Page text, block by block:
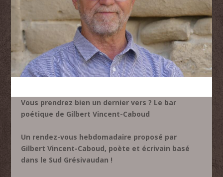
Vous prendrez bien un dernier vers ? Le bar
poétique de Gilbert Vincent-Caboud
Un rendez-vous hebdomadaire proposé par
Gilbert Vincent-Caboud, poète et écrivain basé
dans le Sud Grésivaudan !